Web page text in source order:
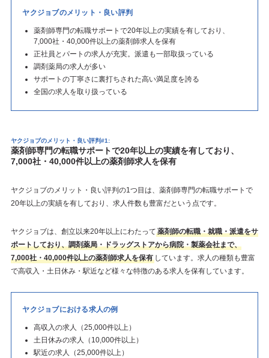
ヤクジョブのメリット・良い評判
薬剤師専門の転職サポートで20年以上の実績を有しており、
7,000社・40,000件以上の薬剤師求人を保有
正社員とパートの求人が充実。派遣も一部取扱っている
調剤薬局の求人が多い
サポートの丁寧さに裏打ちされた高い満足度を誇る
全国の求人を取り扱っている
ヤクジョブのメリット・良い評判#1:
薬剤師専門の転職サポートで20年以上の実績を有しており、
7,000社・40,000件以上の薬剤師求人を保有
ヤクジョブのメリット・良い評判の1つ目は、薬剤師専門の転職サポートで
20年以上の実績を有しており、求人件数も豊富だという点です。
ヤクジョブは、創立以来20年以上にわたって 薬剤師の転職・就職・派遣をサ
ポートしており、調剤薬局・ドラッグストアから病院・製薬会社まで、
7,000社・40,000件以上の薬剤師求人を保有しています。求人の種類も豊富
で高収入・土日休み・駅近など様々な特徴のある求人を保有しています。
ヤクジョブにおける求人の例
高収入の求人（25,000件以上）
土日休みの求人（10,000件以上）
駅近の求人（25,000件以上）